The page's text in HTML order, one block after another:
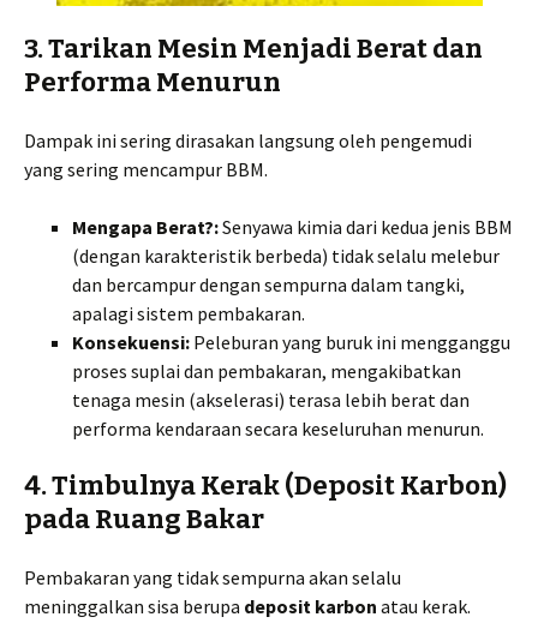
3. Tarikan Mesin Menjadi Berat dan
Performa Menurun
Dampak ini sering dirasakan langsung oleh pengemudi
yang sering mencampur BBM.
Mengapa Berat?:Senyawa kimia dari kedua jenis BBM
(dengan karakteristik berbeda) tidak selalu melebur
dan bercampur dengan sempurna dalam tangki,
apalagi sistem pembakaran.
Konsekuensi: Peleburan yang buruk ini mengganggu
proses suplai dan pembakaran, mengakibatkan
tenaga mesin (akselerasi) terasa lebih berat dan
performa kendaraan secara keseluruhan menurun.
4. Timbulnya Kerak (Deposit Karbon)
pada Ruang Bakar
Pembakaran yang tidak sempurna akan selalu
meninggalkan sisa berupa deposit karbon atau kerak.